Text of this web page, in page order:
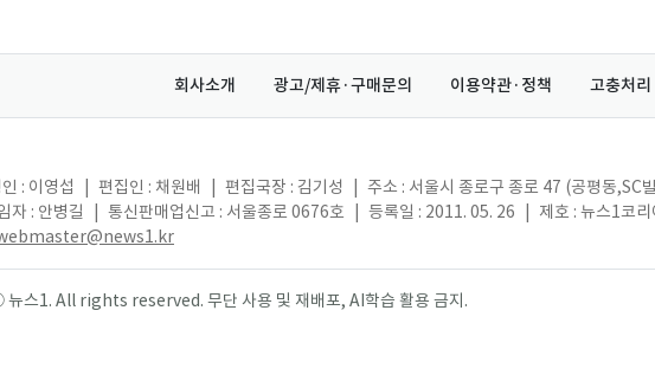
회사소개 광고/제휴·구매문의 이용약관·정책 고충처리
: 이영섭 편집인 : 채원배 편집국장 : 김기성 주소 : 서울시 종로구 종로 47 (공평동,SC
자 : 안병길
통신판매업신고 : 서울종로 0676호 등록일 : 2011. 05. 26 제호 : 뉴스1코
스1. All rights reserved. 무단 사용 및 재배포, AI학습 활용 금지.